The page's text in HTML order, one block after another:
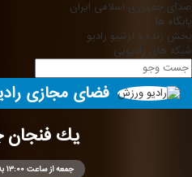
صدای جمهوری اسلامی ایران
پایگاه ها
پخش زنده و آرشیو رادیو
شبکه های رادیویی
فضای مجازی
یك فنجان
جمعه از ساعت ۱۳:۰۰ به مدت ۲۵ دقیقه